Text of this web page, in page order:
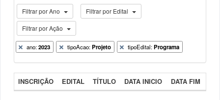
Filtrar por Ano Filtrar por Edital
Filtrar por Ação
ano:2023 tipoAcao:Projeto tipoEdital:Programa
INSCRIÇÃO EDITAL TÍTULO DATA INICIO DATA FIM